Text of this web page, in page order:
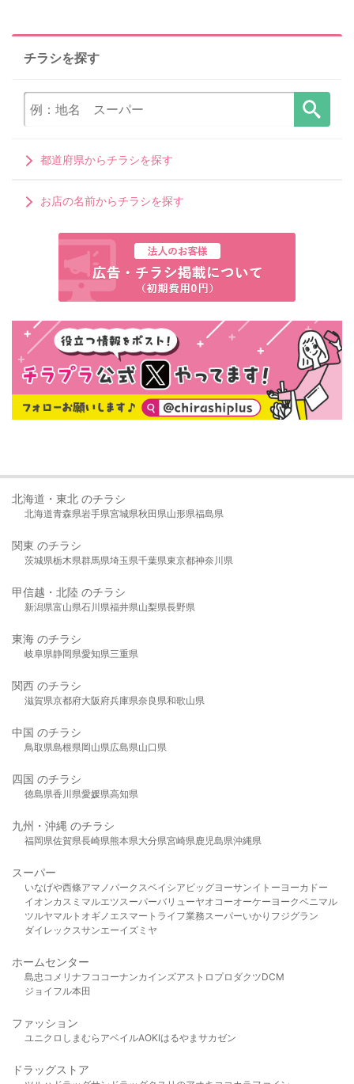
チラシを探す
都道府県からチラシを探す
お店の名前からチラシを探す
北海道・東北 のチラシ
北海道青森県岩手県宮城県秋田県山形県福島県
関東 のチラシ
茨城県栃木県群馬県埼玉県千葉県東京都神奈川県
甲信越・北陸 のチラシ
新潟県富山県石川県福井県山梨県長野県
東海 のチラシ
岐阜県静岡県愛知県三重県
関西 のチラシ
滋賀県京都府大阪府兵庫県奈良県和歌山県
中国 のチラシ
鳥取県島根県岡山県広島県山口県
四国 のチラシ
徳島県香川県愛媛県高知県
九州・沖縄 のチラシ
福岡県佐賀県長崎県熊本県大分県宮崎県鹿児島県沖縄県
スーパー
いなげや西條アマノパークスベイシア ビッグヨーサンイトーヨーカドー
イオンカスミ マルエツスーパーバリューヤオコーオーケー ヨークベニマル
ツルヤマルト オギノ エスマート ライフ業務スーパーいかり フジグラン
ダイレックスサンエーイズミヤ
ホームセンター
島忠 コメリ ナフコ コーナンカインズアストロプロダクツDCM
ジョイフル本田
ファッション
ユニクロ しまむら アベイルAOKIはるやま サカゼン
ドラッグストア